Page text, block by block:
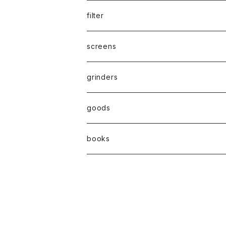
parts
drypipe
one hitter
hand pipe
1 1/4size
1.0size
kingsize
filter
paper filter
Active carbon filter(活性炭フィルター）
8㎜
7㎜
screens
grinders
goods
books